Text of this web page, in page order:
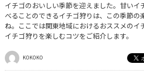
イチゴのおいしい季節を迎えました。甘いイ
べることのできるイチゴ狩りは、この季節の
ね。ここでは関東地域におけるおススメのイ
イチゴ狩りを楽しむコツをご紹介します。
KOKOKO